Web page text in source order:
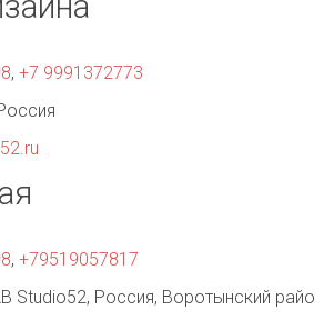
, +7 9991372773
, +79519057817
Studio52, Россия, Воротынский райо